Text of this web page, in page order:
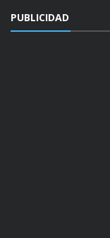
PUBLICIDAD